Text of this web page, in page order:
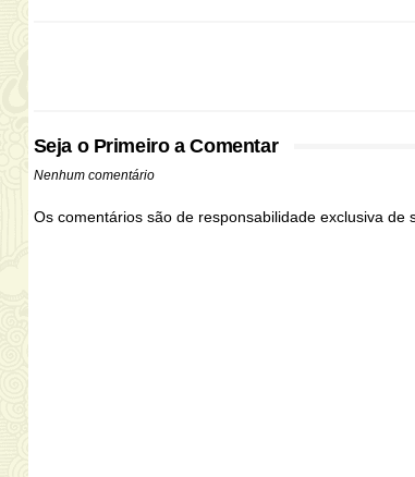
Seja o Primeiro a Comentar
Nenhum comentário
Os comentários são de responsabilidade exclusiva